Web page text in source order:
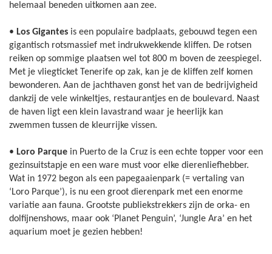
helemaal beneden uitkomen aan zee.
• Los Gigantes is een populaire badplaats, gebouwd tegen een
gigantisch rotsmassief met indrukwekkende kliffen. De rotsen
reiken op sommige plaatsen wel tot 800 m boven de zeespiegel.
Met je vliegticket Tenerife op zak, kan je de kliffen zelf komen
bewonderen. Aan de jachthaven gonst het van de bedrijvigheid
dankzij de vele winkeltjes, restaurantjes en de boulevard. Naast
de haven ligt een klein lavastrand waar je heerlijk kan
zwemmen tussen de kleurrijke vissen.
• Loro Parque in Puerto de la Cruz is een echte topper voor een
gezinsuitstapje en een ware must voor elke dierenliefhebber.
Wat in 1972 begon als een papegaaienpark (= vertaling van
‘Loro Parque’), is nu een groot dierenpark met een enorme
variatie aan fauna. Grootste publiekstrekkers zijn de orka- en
dolfijnenshows, maar ook ‘Planet Penguin’, ‘Jungle Ara’ en het
aquarium moet je gezien hebben!